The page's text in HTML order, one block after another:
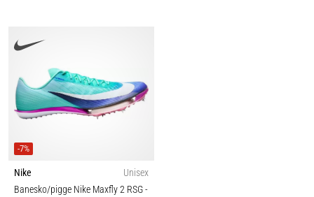
-7%
Nike
Unisex
Banesko/pigge Nike Maxfly 2 RSG-